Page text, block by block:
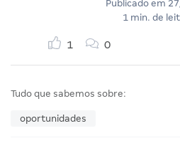
Publicado em
1 min. de
1 0
Tudo que sabemos sobre:
oportunidades